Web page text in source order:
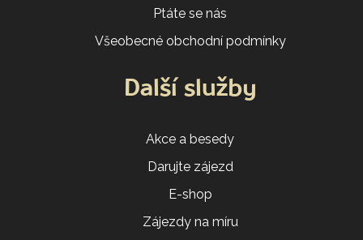
Ptáte se nás
Všeobecné obchodní podmínky
Další služby
Akce a besedy
Darujte zájezd
E-shop
Zájezdy na míru